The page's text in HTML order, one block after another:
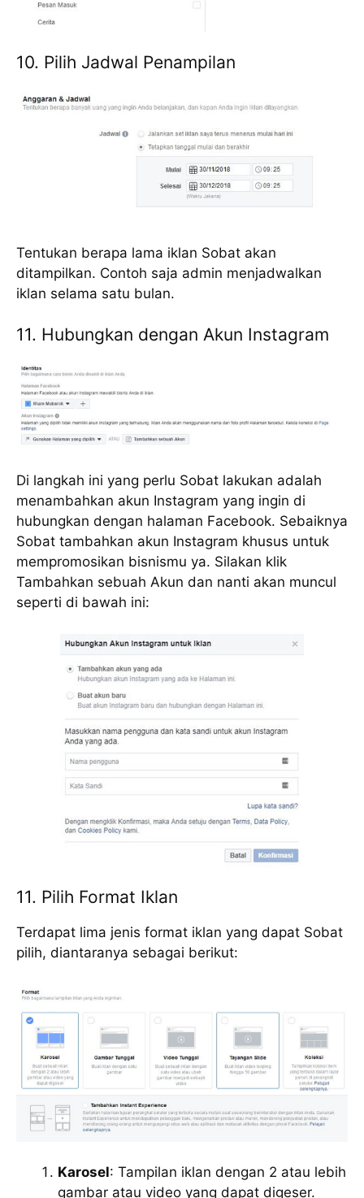
10. Pilih Jadwal Penampilan
Tentukan berapa lama iklan Sobat akan
ditampilkan. Contoh saja admin menjadwalkan
iklan selama satu bulan.
11. Hubungkan dengan Akun Instagram
Di langkah ini yang perlu Sobat lakukan adalah
menambahkan akun Instagram yang ingin di
hubungkan dengan halaman Facebook. Sebaiknya
Sobat tambahkan akun Instagram khusus untuk
mempromosikan bisnismu ya. Silakan klik
Tambahkan sebuah Akun dan nanti akan muncul
seperti di bawah ini:
11. Pilih Format Iklan
Terdapat lima jenis format iklan yang dapat Sobat
pilih, diantaranya sebagai berikut:
Karosel: Tampilan iklan dengan 2 atau lebih
gambar atau video yang dapat digeser.